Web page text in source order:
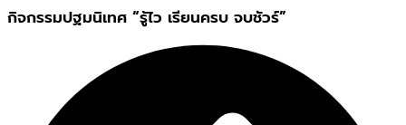
กิจกรรมปฐมนิเทศ “รู้ไว เรียนครบ จบชัวร์”